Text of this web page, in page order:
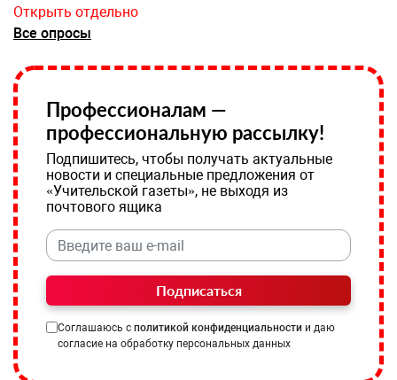
Открыть отдельно
Все опросы
Профессионалам —
профессиональную рассылку!
Подпишитесь, чтобы получать актуальные
новости и специальные предложения от
«Учительской газеты», не выходя из
почтового ящика
Подписаться
Соглашаюсь с политикой конфиденциальности и даю
согласие на обработку персональных данных